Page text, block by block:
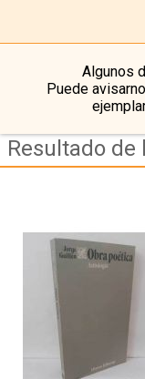
Algunos
Puede